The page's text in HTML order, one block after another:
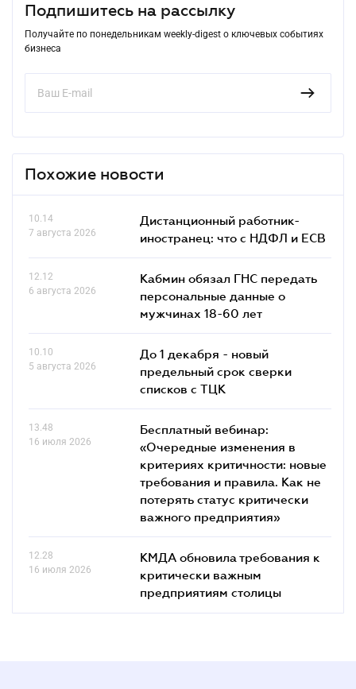
Подпишитесь на рассылку
Получайте по понедельникам weekly-digest о ключевых событиях
бизнеса
Похожие новости
10.14
7 августа 2026
Дистанционный работник-
иностранец: что с НДФЛ и ЕСВ
12.12
6 августа 2026
Кабмин обязал ГНС передать
персональные данные о
мужчинах 18-60 лет
10.10
5 августа 2026
До 1 декабря - новый
предельный срок сверки
списков c ТЦК
13.48
16 июля 2026
Бесплатный вебинар:
«Очередные изменения в
критериях критичности: новые
требования и правила. Как не
потерять статус критически
важного предприятия»
12.28
16 июля 2026
КМДА обновила требования к
критически важным
предприятиям столицы